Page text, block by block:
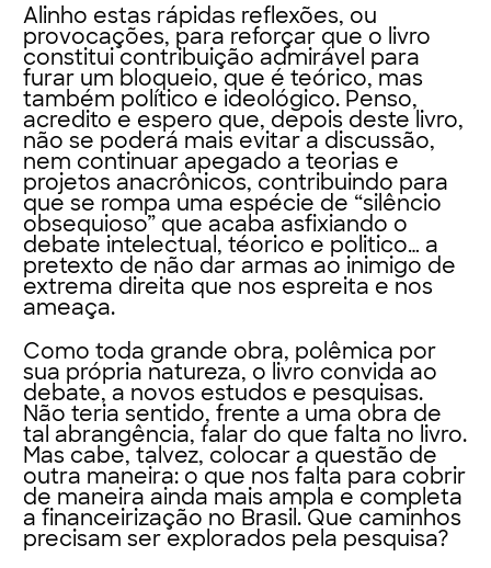
Alinho estas rápidas reflexões, ou
provocações, para reforçar que o livro
constitui contribuição admirável para
furar um bloqueio, que é teórico, mas
também político e ideológico. Penso,
acredito e espero que, depois deste livro,
não se poderá mais evitar a discussão,
nem continuar apegado a teorias e
projetos anacrônicos, contribuindo para
que se rompa uma espécie de “silêncio
obsequioso” que acaba asfixiando o
debate intelectual, téorico e politico… a
pretexto de não dar armas ao inimigo de
extrema direita que nos espreita e nos
ameaça.
Como toda grande obra, polêmica por
sua própria natureza, o livro convida ao
debate, a novos estudos e pesquisas.
Não teria sentido, frente a uma obra de
tal abrangência, falar do que falta no livro.
Mas cabe, talvez, colocar a questão de
outra maneira: o que nos falta para cobrir
de maneira ainda mais ampla e completa
a financeirização no Brasil. Que caminhos
precisam ser explorados pela pesquisa?